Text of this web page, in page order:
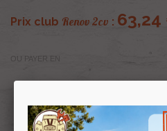
Prix club Renov 2cv :
Profitez de
avec la Carte